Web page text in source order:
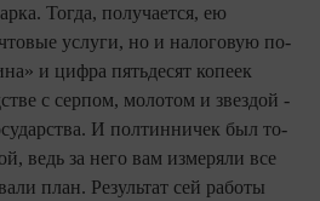
То­гда, получается, ею
услуги, но и налоговую по­
и цифра пятьдесят копеек
с серпом, молотом и звездой -
И полтинничек был то­
ведь за него вам измеряли все
план. Результат сей работы